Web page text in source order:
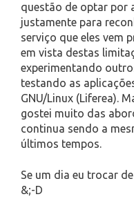
questão de optar por
justamente para
serviço que eles vem
em vista destas
experimentando
testando as
GNU/Linux (Liferea).
gostei muito das
continua sendo a
últimos tempos.
Se um dia eu trocar
&;-D